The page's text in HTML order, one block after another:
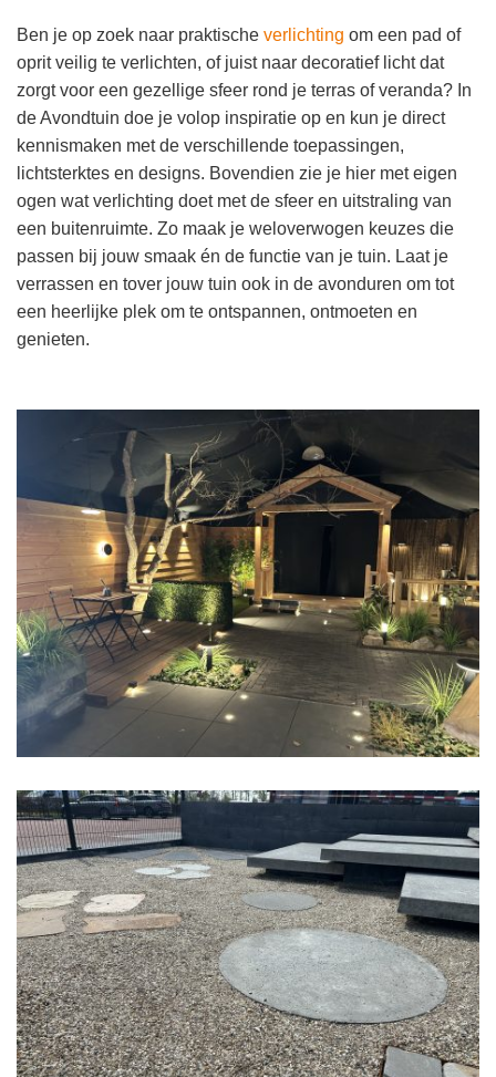
Ben je op zoek naar praktische verlichting om een pad of
oprit veilig te verlichten, of juist naar decoratief licht dat
zorgt voor een gezellige sfeer rond je terras of veranda? In
de Avondtuin doe je volop inspiratie op en kun je direct
kennismaken met de verschillende toepassingen,
lichtsterktes en designs. Bovendien zie je hier met eigen
ogen wat verlichting doet met de sfeer en uitstraling van
een buitenruimte. Zo maak je weloverwogen keuzes die
passen bij jouw smaak én de functie van je tuin. Laat je
verrassen en tover jouw tuin ook in de avonduren om tot
een heerlijke plek om te ontspannen, ontmoeten en
genieten.